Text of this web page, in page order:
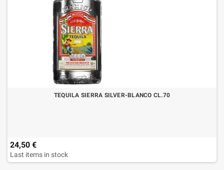
TEQUILA SIERRA SILVER-BLANCO CL.70
24,50 €
Last items in stock